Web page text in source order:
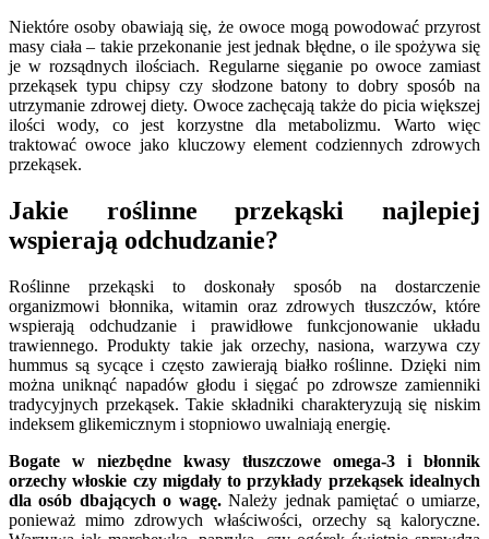
Niektóre osoby obawiają się, że owoce mogą powodować przyrost
masy ciała – takie przekonanie jest jednak błędne, o ile spożywa się
je w rozsądnych ilościach. Regularne sięganie po owoce zamiast
przekąsek typu chipsy czy słodzone batony to dobry sposób na
utrzymanie zdrowej diety. Owoce zachęcają także do picia większej
ilości wody, co jest korzystne dla metabolizmu. Warto więc
traktować owoce jako kluczowy element codziennych zdrowych
przekąsek.
Jakie roślinne przekąski najlepiej
wspierają odchudzanie?
Roślinne przekąski to doskonały sposób na dostarczenie
organizmowi błonnika, witamin oraz zdrowych tłuszczów, które
wspierają odchudzanie i prawidłowe funkcjonowanie układu
trawiennego. Produkty takie jak orzechy, nasiona, warzywa czy
hummus są sycące i często zawierają białko roślinne. Dzięki nim
można uniknąć napadów głodu i sięgać po zdrowsze zamienniki
tradycyjnych przekąsek. Takie składniki charakteryzują się niskim
indeksem glikemicznym i stopniowo uwalniają energię.
Bogate w niezbędne kwasy tłuszczowe omega-3 i błonnik
orzechy włoskie czy migdały to przykłady przekąsek idealnych
dla osób dbających o wagę.Należy jednak pamiętać o umiarze,
ponieważ mimo zdrowych właściwości, orzechy są kaloryczne.